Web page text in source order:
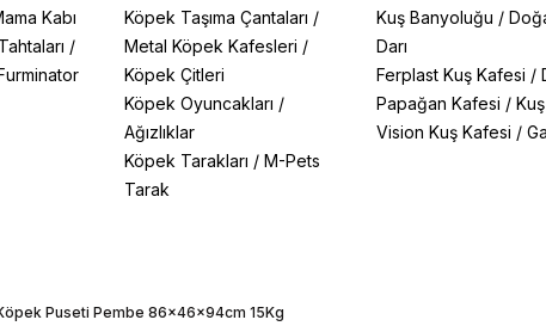
Kabı
/
Köpek Taşıma Çantaları /
Metal Köpek Kafesleri /
Köpek Çitleri
Köpek Oyuncakları /
Ağızlıklar
Köpek Tarakları /M-Pets
Tarak
Kuş Banyoluğu /
Darı
Ferplast Kuş Kafesi /
Papağan Kafesi / Kuş
Vision Kuş Kafesi /
Puseti Pembe 86x46x94cm 15Kg